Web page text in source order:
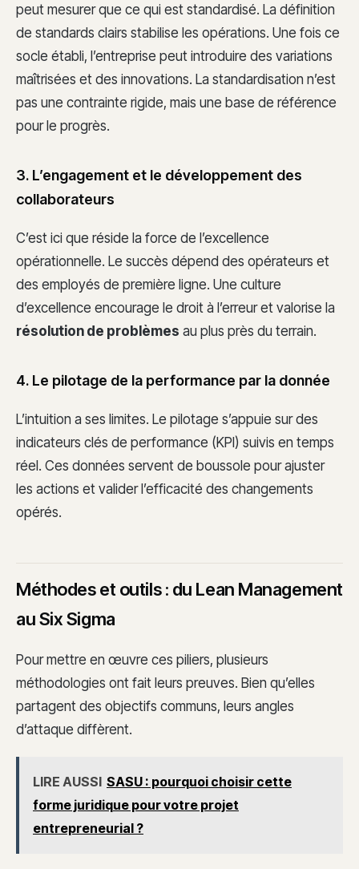
peut mesurer que ce qui est standardisé. La définition
de standards clairs stabilise les opérations. Une fois ce
socle établi, l’entreprise peut introduire des variations
maîtrisées et des innovations. La standardisation n’est
pas une contrainte rigide, mais une base de référence
pour le progrès.
3. L’engagement et le développement des
collaborateurs
C’est ici que réside la force de l’excellence
opérationnelle. Le succès dépend des opérateurs et
des employés de première ligne. Une culture
d’excellence encourage le droit à l’erreur et valorise la
résolution de problèmes au plus près du terrain.
4. Le pilotage de la performance par la donnée
L’intuition a ses limites. Le pilotage s’appuie sur des
indicateurs clés de performance (KPI) suivis en temps
réel. Ces données servent de boussole pour ajuster
les actions et valider l’efficacité des changements
opérés.
Méthodes et outils : du Lean Management
au Six Sigma
Pour mettre en œuvre ces piliers, plusieurs
méthodologies ont fait leurs preuves. Bien qu’elles
partagent des objectifs communs, leurs angles
d’attaque diffèrent.
LIRE AUSSI SASU : pourquoi choisir cette
forme juridique pour votre projet
entrepreneurial ?